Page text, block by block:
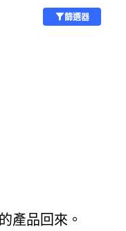
篩選器
產品回來。